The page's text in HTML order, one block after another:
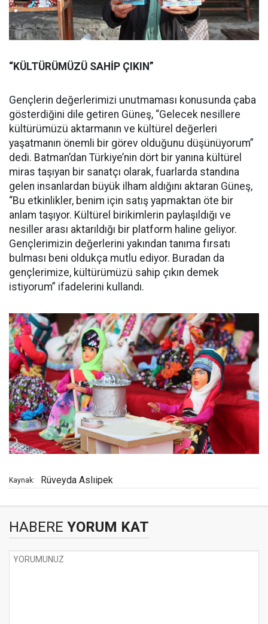
“KÜLTÜRÜMÜZÜ SAHİP ÇIKIN”
Gençlerin değerlerimizi unutmaması konusunda çaba
gösterdiğini dile getiren Güneş, “Gelecek nesillere
kültürümüzü aktarmanın ve kültürel değerleri
yaşatmanın önemli bir görev olduğunu düşünüyorum”
dedi. Batman’dan Türkiye’nin dört bir yanına kültürel
miras taşıyan bir sanatçı olarak, fuarlarda standına
gelen insanlardan büyük ilham aldığını aktaran Güneş,
“Bu etkinlikler, benim için satış yapmaktan öte bir
anlam taşıyor. Kültürel birikimlerin paylaşıldığı ve
nesiller arası aktarıldığı bir platform haline geliyor.
Gençlerimizin değerlerini yakından tanıma fırsatı
bulması beni oldukça mutlu ediyor. Buradan da
gençlerimize, kültürümüzü sahip çıkın demek
istiyorum” ifadelerini kullandı.
Kaynak: Rüveyda Aslıipek
HABERE YORUM KAT